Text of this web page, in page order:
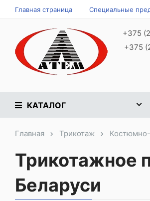
Главная страница Специальные
+375
+375
КАТАЛОГ
Главная Трикотаж
Трикотажное
Беларуси